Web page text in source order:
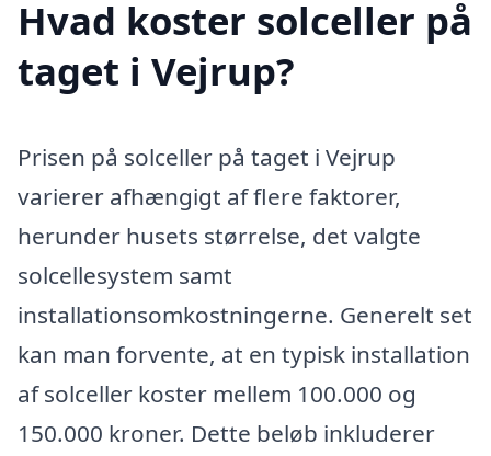
Hvad koster solceller på
taget i Vejrup?
Prisen på solceller på taget i Vejrup
varierer afhængigt af flere faktorer,
herunder husets størrelse, det valgte
solcellesystem samt
installationsomkostningerne. Generelt set
kan man forvente, at en typisk installation
af solceller koster mellem 100.000 og
150.000 kroner. Dette beløb inkluderer